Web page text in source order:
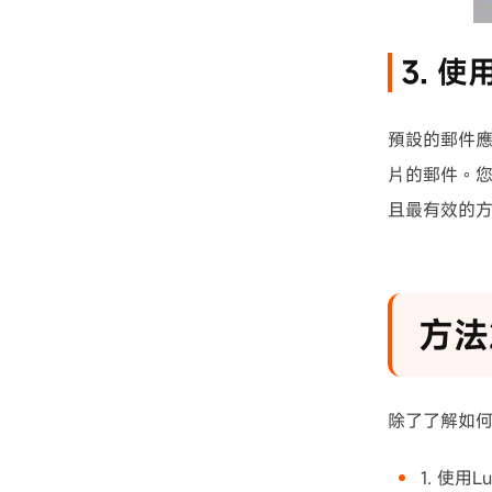
3. 使
預設的郵件
片的郵件。
且最有效的
方
除了了解如
1. 使用